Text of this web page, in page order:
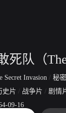
死队（
Secret Invasion / 秘密
史片 / 战争片 / 剧情
09-16